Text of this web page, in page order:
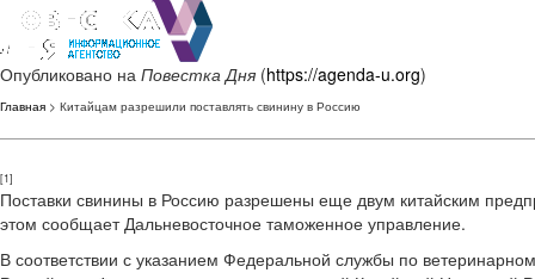
Опубликовано на Повестка Дня (https://agenda-u.org)
Главная > Китайцам разрешили поставлять свинину в Россию
[1]
Поставки свинины в Россию разрешены еще двум китайским
этом сообщает Дальневосточное таможенное управление.
В соответствии с указанием Федеральной службы по